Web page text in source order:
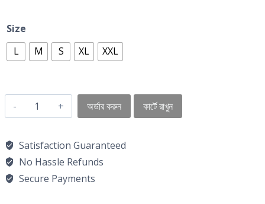
Size
L
M S XL XXL
অর্ডার করুন কার্টে রাখুন
Satisfaction Guaranteed
No Hassle Refunds
Secure Payments